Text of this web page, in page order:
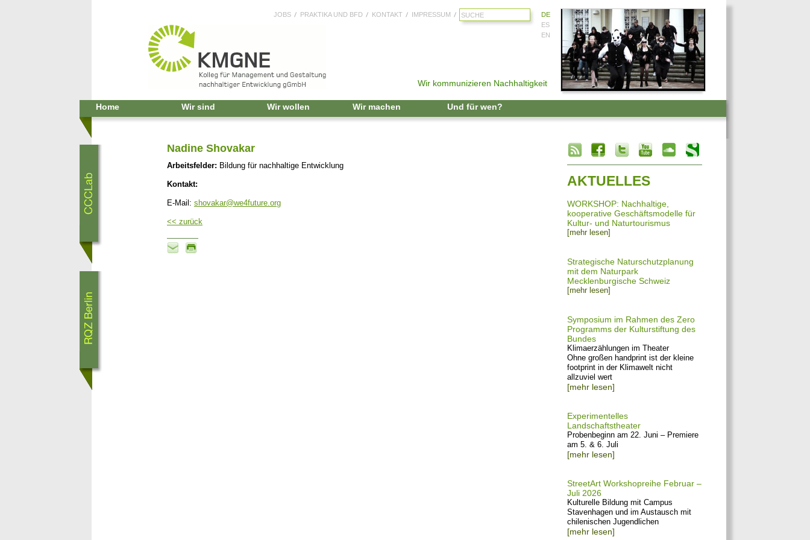
Wir kommunizieren Nachhaltigkeit
JOBS PRAKTIKA UND BFD KONTAKT IMPRESSUM
DE
ES
EN
info heading
Zum Inhalt springen
Home Wir sind Wir wollen Wir machen Und für wen?
Nadine Shovakar
Arbeitsfelder: Bildung für nachhaltige Entwicklung
Kontakt:
E-Mail: shovakar@we4future.org
<< zurück
AKTUELLES
WORKSHOP: Nachhaltige,
kooperative Geschäftsmodelle für
Kultur- und Naturtourismus
[mehr lesen]
Strategische Naturschutzplanung
mit dem Naturpark
Mecklenburgische Schweiz
[mehr lesen]
Symposium im Rahmen des Zero
Programms der Kulturstiftung des
Bundes
Klimaerzählungen im Theater
Ohne großen handprint ist der kleine
footprint in der Klimawelt nicht
allzuviel wert
[mehr lesen]
Experimentelles
Landschaftstheater
Probenbeginn am 22. Juni – Premiere
am 5. & 6. Juli
[mehr lesen]
StreetArt Workshopreihe Februar –
Juli 2026
Kulturelle Bildung mit Campus
Stavenhagen und im Austausch mit
chilenischen Jugendlichen
[mehr lesen]